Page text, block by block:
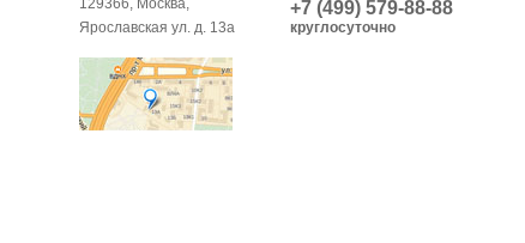
129366, Москва,
Ярославская ул. д. 13а
+7 (499) 579-88-88
круглосуточно